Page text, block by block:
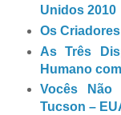
Unidos 2010
Os
As Três
Humano
Vocês
Tucson –